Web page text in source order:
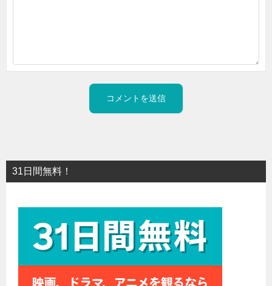
31日間無料！